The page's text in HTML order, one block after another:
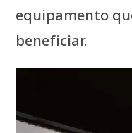
equipamento
beneficiar.